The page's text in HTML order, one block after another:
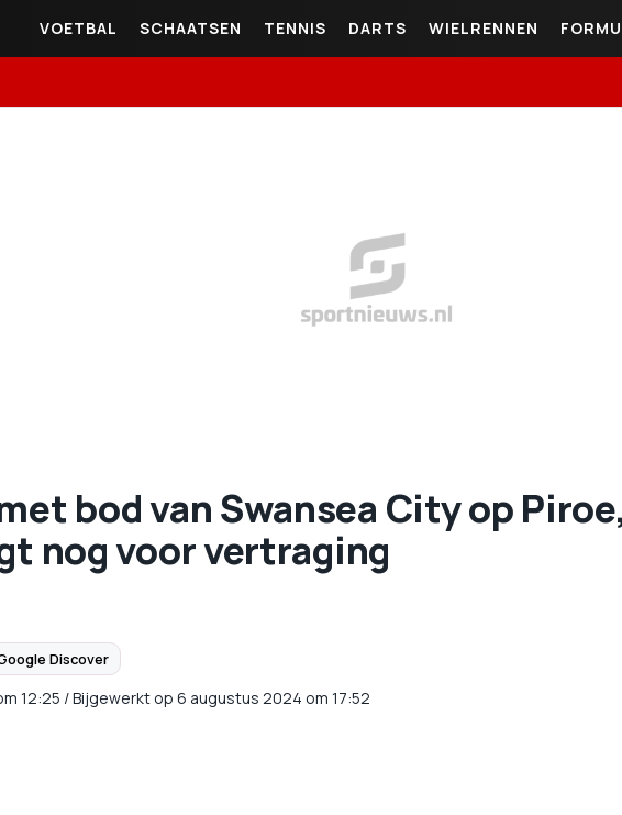
VOETBAL SCHAATSEN TENNIS DARTS WIELRENNEN
bod van Swansea City op
nog voor vertraging
Discover
12:25 /Bijgewerkt op 6 augustus 2024 om 17:52